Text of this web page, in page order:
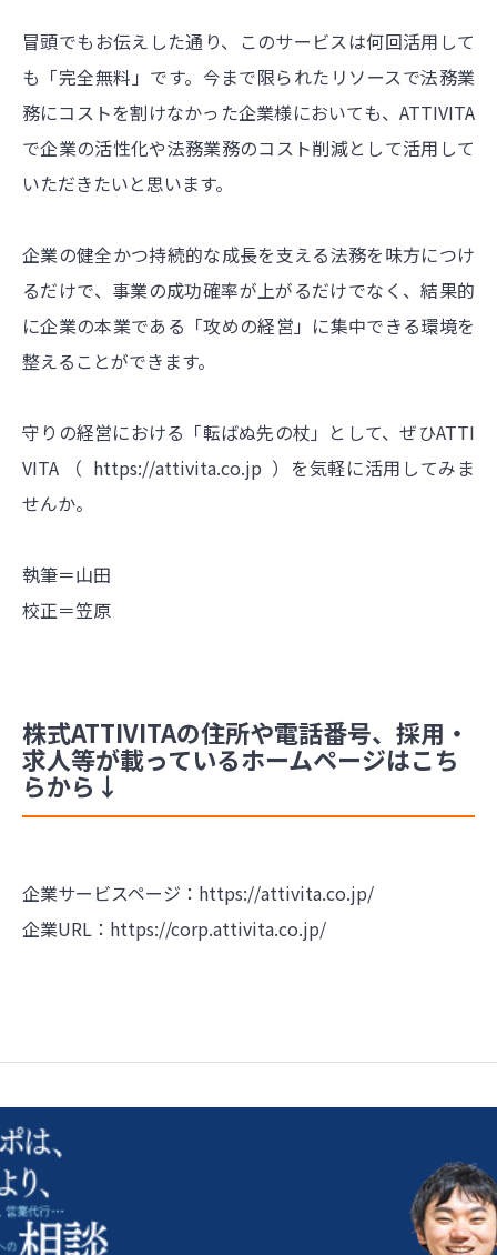
冒頭でもお伝えした通り、このサービスは何回活用して
も「完全無料」です。今まで限られたリソースで法務業
務にコストを割けなかった企業様においても、ATTIVITA
で企業の活性化や法務業務のコスト削減として活用して
いただきたいと思います。
企業の健全かつ持続的な成長を支える法務を味方につけ
るだけで、事業の成功確率が上がるだけでなく、結果的
に企業の本業である「攻めの経営」に集中できる環境を
整えることができます。
守りの経営における「転ばぬ先の杖」として、ぜひATTI
VITA （ https://attivita.co.jp ）を気軽に活用してみま
せんか。
執筆＝山田
校正＝笠原
株式ATTIVITAの住所や電話番号、採用・
求人等が載っているホームページはこち
らから↓
企業サービスページ： https://attivita.co.jp/
企業URL： https://corp.attivita.co.jp/